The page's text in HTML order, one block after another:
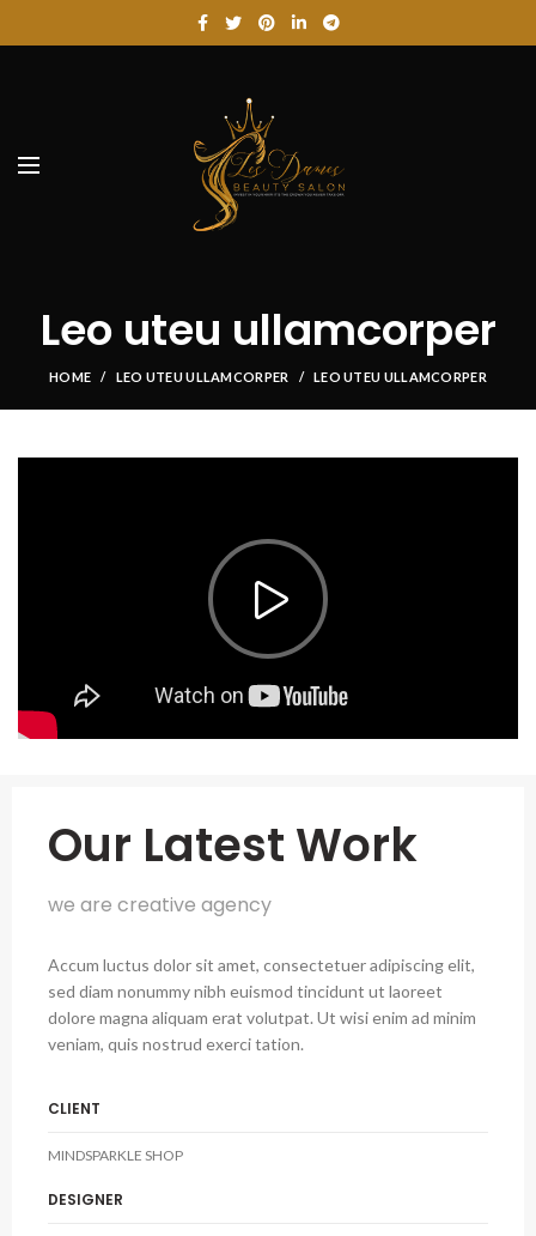
Leo uteu ullamcorper
HOME LEO UTEU ULLAMCORPER LEO UTEU ULLAMCORPER
Our Latest Work
we are creative agency
Accum luctus dolor sit amet, consectetuer adipiscing elit,
sed diam nonummy nibh euismod tincidunt ut laoreet
dolore magna aliquam erat volutpat. Ut wisi enim ad minim
veniam, quis nostrud exerci tation.
CLIENT
MINDSPARKLE SHOP
DESIGNER